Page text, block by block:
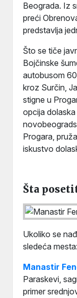
Beograda. Iz
preći
predstavlja
Što se tiče
Bojčinske
autobusom
kroz Surčin,
stigne u
opcija
Progara,
iskustvo
Šta
Ukoliko se
sledeća mesta:
Manastir
Paraskevi,
primer